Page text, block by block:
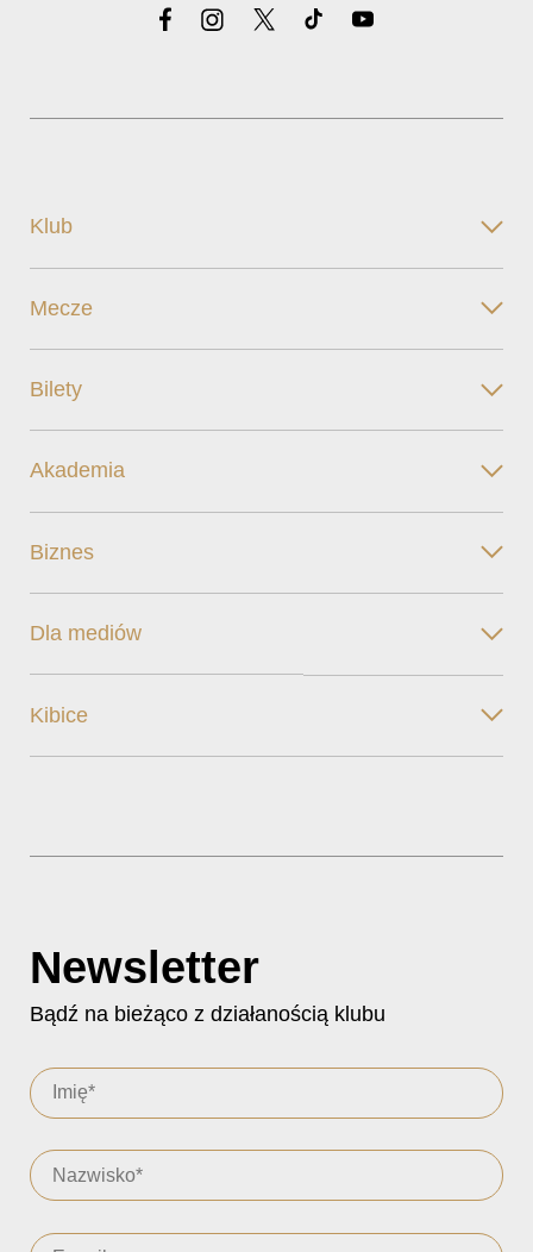
Klub
Mecze
Bilety
Akademia
Biznes
Dla mediów
Kibice
Newsletter
Bądź na bieżąco z działanością klubu